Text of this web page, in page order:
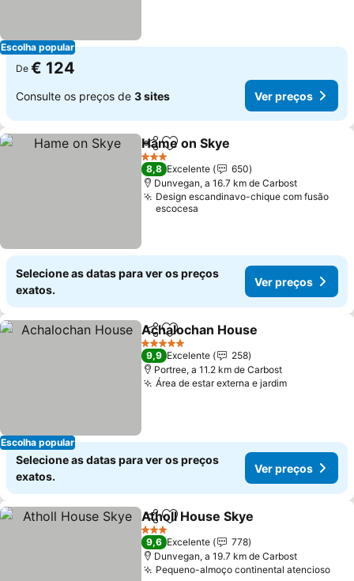
Escolha popular
De € 124
Consulte os preços de 3 sites Ver preços
PartilharAdicionar aos favoritos
Hame on Skye
3 Estrelas
8,8 Excelente
650
Dunvegan, a 16.7 km de Carbost
Design escandinavo-chique com fusão
escocesa
Selecione as datas para ver os preços
exatos.
Ver preços
Escolha popular
PartilharAdicionar aos favoritos
Achalochan House
5 Estrelas
9,9 Excelente
258
Portree, a 11.2 km de Carbost
Área de estar externa e jardim
Selecione as datas para ver os preços
exatos.
Ver preços
PartilharAdicionar aos favoritos
Atholl House Skye
3 Estrelas
9,6 Excelente
778
Dunvegan, a 19.7 km de Carbost
Pequeno-almoço continental atencioso